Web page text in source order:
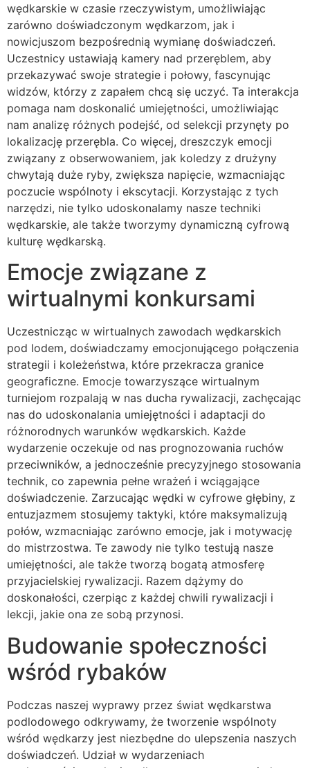
wędkarskie w czasie rzeczywistym, umożliwiając
zarówno doświadczonym wędkarzom, jak i
nowicjuszom bezpośrednią wymianę doświadczeń.
Uczestnicy ustawiają kamery nad przeręblem, aby
przekazywać swoje strategie i połowy, fascynując
widzów, którzy z zapałem chcą się uczyć. Ta interakcja
pomaga nam doskonalić umiejętności, umożliwiając
nam analizę różnych podejść, od selekcji przynęty po
lokalizację przerębla. Co więcej, dreszczyk emocji
związany z obserwowaniem, jak koledzy z drużyny
chwytają duże ryby, zwiększa napięcie, wzmacniając
poczucie wspólnoty i ekscytacji. Korzystając z tych
narzędzi, nie tylko udoskonalamy nasze techniki
wędkarskie, ale także tworzymy dynamiczną cyfrową
kulturę wędkarską.
Emocje związane z
wirtualnymi konkursami
Uczestnicząc w wirtualnych zawodach wędkarskich
pod lodem, doświadczamy emocjonującego połączenia
strategii i koleżeństwa, które przekracza granice
geograficzne. Emocje towarzyszące wirtualnym
turniejom rozpalają w nas ducha rywalizacji, zachęcając
nas do udoskonalania umiejętności i adaptacji do
różnorodnych warunków wędkarskich. Każde
wydarzenie oczekuje od nas prognozowania ruchów
przeciwników, a jednocześnie precyzyjnego stosowania
technik, co zapewnia pełne wrażeń i wciągające
doświadczenie. Zarzucając wędki w cyfrowe głębiny, z
entuzjazmem stosujemy taktyki, które maksymalizują
połów, wzmacniając zarówno emocje, jak i motywację
do mistrzostwa. Te zawody nie tylko testują nasze
umiejętności, ale także tworzą bogatą atmosferę
przyjacielskiej rywalizacji. Razem dążymy do
doskonałości, czerpiąc z każdej chwili rywalizacji i
lekcji, jakie ona ze sobą przynosi.
Budowanie społeczności
wśród rybaków
Podczas naszej wyprawy przez świat wędkarstwa
podlodowego odkrywamy, że tworzenie wspólnoty
wśród wędkarzy jest niezbędne do ulepszenia naszych
doświadczeń. Udział w wydarzeniach